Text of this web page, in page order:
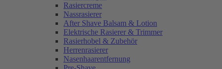
Rasiercreme
Nassrasierer
After Shave Balsam & Lotion
Elektrische Rasierer & Trimmer
Rasierhobel & Zubehör
Herrenrasierer
Nasenhaarentfernung